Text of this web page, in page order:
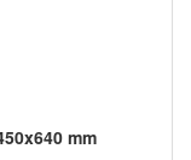
mm